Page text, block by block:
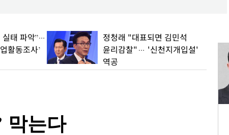
실태 파악”…
활동조사’
정청래 "대표되면 김민석
윤리감찰"… '신천지개입설'
역공
막는다